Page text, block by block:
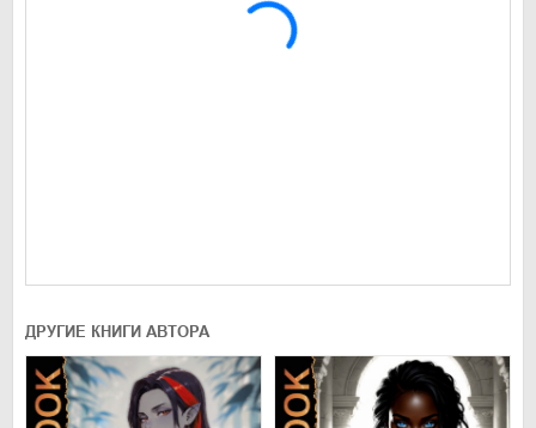
ДРУГИЕ КНИГИ АВТОРА